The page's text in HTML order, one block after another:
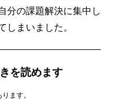
分の課題解決に集中し
まいました。
を読めます
ます。